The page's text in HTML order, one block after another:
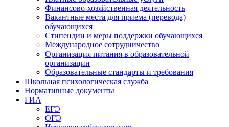
Финансово-хозяйственная деятельность
Вакантные места для приема (перевода)
обучающихся
Стипендии и меры поддержки обучающихся
Международное сотрудничество
Организация питания в образовательной
организации
Образовательные стандарты и требования
Школьная психологическая служба
Нормативные документы
ГИА
ЕГЭ
ОГЭ